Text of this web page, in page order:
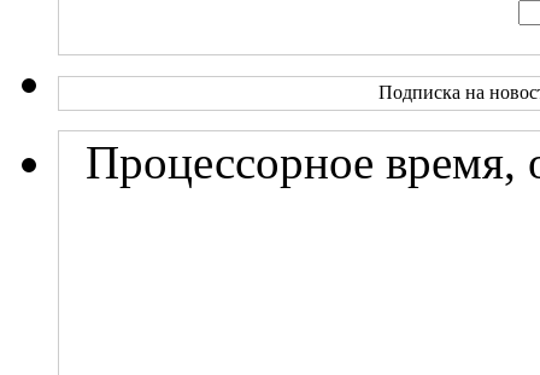
Подписка на
Процессорное время,